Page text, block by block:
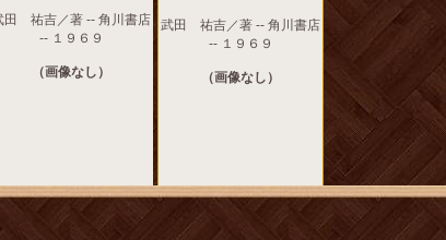
田 祐吉／著 -- 角川書店
-- １９６９
（画像なし）
武田 祐吉／著 -- 角川書店
-- １９６９
（画像なし）